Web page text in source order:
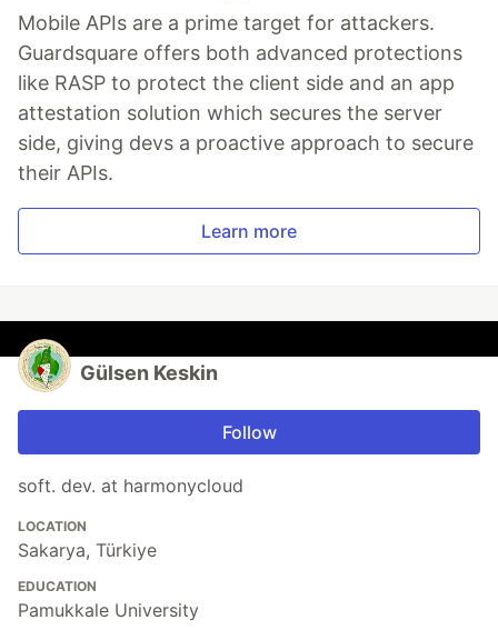
Mobile APIs are a prime target for attackers.
Guardsquare offers both advanced protections
like RASP to protect the client side and an app
attestation solution which secures the server
side, giving devs a proactive approach to secure
their APIs.
Learn more
Gülsen Keskin
Follow
soft. dev. at harmonycloud
LOCATION
Sakarya, Türkiye
EDUCATION
Pamukkale University